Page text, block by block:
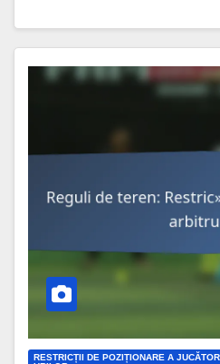
RESTRICȚII DE POZIȚIONARE A